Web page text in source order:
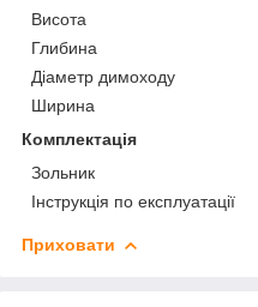
Висота
Глибина
Діаметр димоходу
Ширина
Комплектація
Зольник
Інструкція по експлуатації
Приховати